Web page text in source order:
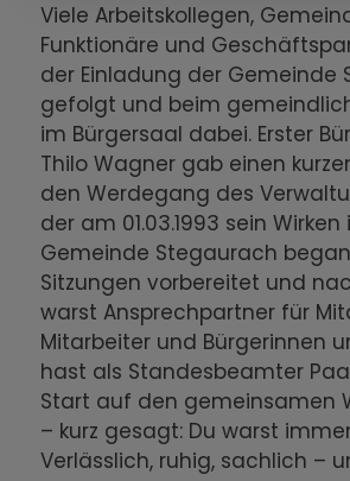
Viele Arbeitskollegen,
Funktionäre und
der Einladung der Gemeinde
gefolgt und beim
im Bürgersaal dabei. Erster
Thilo Wagner gab einen
den Werdegang des
der am 01.03.1993 sein
Gemeinde Stegaurach
Sitzungen vorbereitet und
warst Ansprechpartner für
Mitarbeiter und Bürgerinnen
hast als Standesbeamter
Start auf den gemeinsamen
– kurz gesagt: Du warst
Verlässlich, ruhig, sachlich –